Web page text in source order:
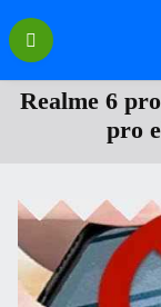
Перейти
содержанию
Realme 6
pro